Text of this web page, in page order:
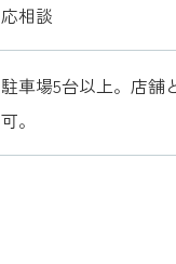
応相談
駐車場5台以上。店舗
可。